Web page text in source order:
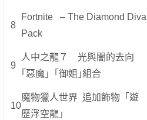
8
Fortnite – The Diamond Diva
Pack
9
人中之龍７ 光與闇的去向
｢惡魔｣「御姐｣組合
10
魔物獵人世界 追加飾物「遊
歷浮空龍」